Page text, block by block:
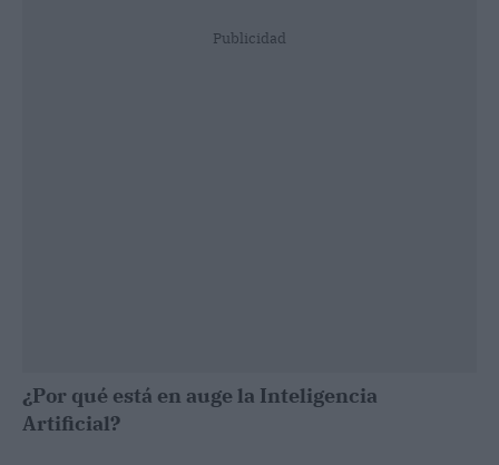
Publicidad
¿Por qué está en auge la Inteligencia
Artificial?